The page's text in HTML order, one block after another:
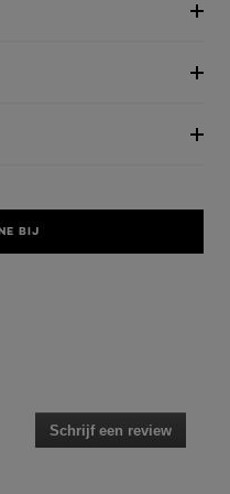
BIJ
Schrijf een review
Met